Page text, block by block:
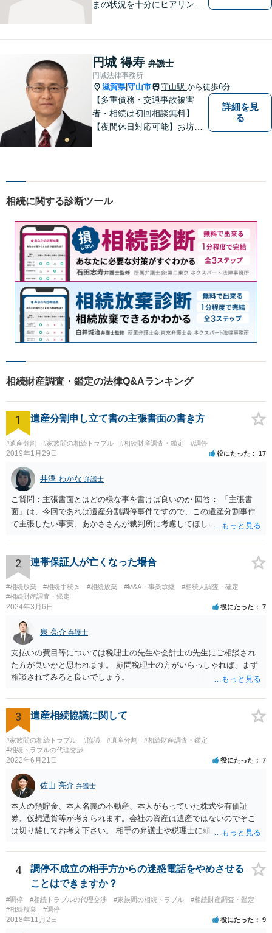
まの状況を十分にヒアリング
ます。お気軽にご相談くださ
い【隣接駐車場あり】
円城 得寿 弁護士
円城法律事務所
滋賀県|守山市 守山駅 から徒歩6分
【多重債務・交通事故被害
者・相続は初回相談無料】
【夜間休日対応可能】お坊さ
の目線で敷居が低い弁護士と
立って、ご相談に対応いたし
ます。
詳細を見
る
相続に関する診断ツール
相続財産調査・鑑定の法律Q&Aランキング
1 遺産分割申し立て書の主張書面の書き方
#遺産分割 #家族間の相続トラブル #相続財産調査・鑑定 #調停
2019年1月29日 役にたった 17
井澤 わかな 弁護士
ご質問：主張書面とはどの様な事を書けば良いのか 回答： 「主張書
面」は、今回であれば遺産分割調停事件ですので、この遺産分割事件
で主張したい事実、あかささんが裁判所に考慮してほしいと思う、亡
ります。 もし、主張したい事実や考慮してほしい事情に関連して
資料を持っているようであれば、主張書面とは別で提出できます。も
し、お姉さんに見られたくないような資料がある場合、「非開示の希
望に関する申出書」と共に提出することも考えられます。 ご質問：書
いた方が良い事と書かない方が良い事 回答： お姉さんが申立書の「申
立ての趣旨」のところに書いている遺産の分け方に対して意見があれ
ば、まずそれを書くとよいです。 次に「申立ての理由」のところに、
なぜ調停を申し立てたのか(例えば、あかささんと話合いが出来ない／
決裂した、など)や亡くなった方・あかささん・お姉さん間の事情やい
きさつなどが書かれていると思うので、あかささんから見てそれは違
うと感じるところは、どのように違うのか、など書くとよいです。 そ
の他、お姉さんの申立書には書かれていないけど、どのように遺産を
った等)、それも書くとよいです。 書かない方が良いと思うことは、遺
産分割に関係ない(と思われる)いきさつを沢山盛り込むことだと考えま
す(あくまで遺産分割に関係することに留める方が、裁判所や調停委員
の方に事情を理解してもらいやすいと思います)。
2 連帯保証人が亡くなった場合
#相続放棄 #相続手続き #相続放棄 #M&A・事業承継
#相続人調査・確定
#相続財産調査・鑑定
2024年3月6日 役にたった 7
泉 亮介 弁護士
支払いの費目等については税理士の先生や会計士の先生にご相談され
た方が良いかと思われます。 顧問税理士の方がいらっしゃれば、まず
相談されてみると良いでしょう。
3 遺産相続協議に関して
#家族間の相続トラブル #協議 #遺産分割
#相続財産調査・鑑定
#相続トラブルの代理交渉
2022年6月21日 役にたった 7
佐山 亮介 弁護士
本人の預貯金、本人名義の不動産、本人がもっていた株式や有価証
券、仮想通貨等が考えられます。会社の資産は遺産ではないのでそこ
は切り離してお考え下さい。 相手の弁護士や税理士に頼んでも守秘義
意に開示を求め、応じなければ「調査嘱託」という手続きを使って銀
行等に照会をかけることになるでしょう。 不動産は、相続登記が済ん
でいなければ市役所ないし区役所に、お子様と義父様のつながりがわ
かる戸籍一式を揃えてもちこみ、「名寄せ」という手続きをすると、
分かると思います。遺産分割協議書の偽造等により既に相続登記され
てしまっている場合は、住所などに当たりをつけて登記名義を調べて
4
調停不成立の相手方からの迷惑電話をやめさせる
ことはできますか？
#調停 #相続トラブルの代理交渉 #家族間の相続トラブル
#相続財産調査・鑑定
#相続放棄
#調停
2018年11月2日 役にたった 9